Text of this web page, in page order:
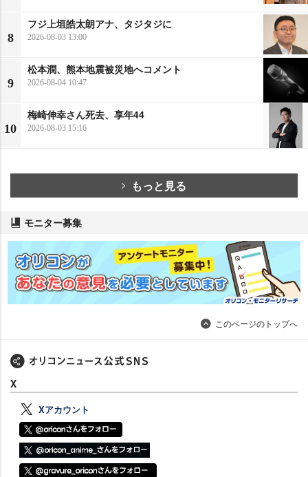
8
フジ上垣皓太朗アナ、タジタジに
2026-08-03 13:00
9
松本潤、熊本地震被災地へコメント
2026-08-04 10:47
10
梅崎伸幸さん死去、享年44
2026-08-03 15:16
もっと見る
モニター募集
このページのトップへ
X
Xアカウント